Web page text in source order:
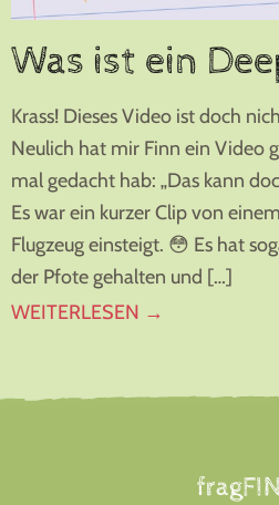
Was ist ein
Krass! Dieses Video ist doch
Neulich hat mir Finn ein Video
mal gedacht hab: „Das kann
Es war ein kurzer Clip von
Flugzeug einsteigt. 😳 Es hat
der Pfote gehalten und […]
WEITERLESEN →